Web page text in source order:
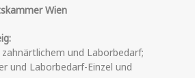
Wien
und Laborbedarf;
und Laborbedarf-Einzel und